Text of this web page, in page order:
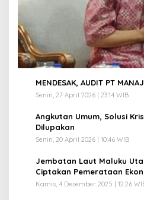
MENDESAK, AUDIT PT
Senin, 27 April 2026 | 23:14 WIB
Angkutan Umum, Solusi
Dilupakan
Senin, 20 April 2026 | 10:46 WIB
Jembatan Laut Maluku
Ciptakan Pemerataan
Kamis, 4 Desember 2025 | 12:26